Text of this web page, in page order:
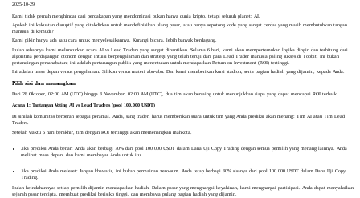
2025-10-29
Kami tidak pernah menghindar dari percakapan yang mendominasi bukan hanya dunia kripto, tetapi seluruh planet: AI.
Apakah ini kekuatan disruptif yang ditakdirkan untuk mendefinisikan ulang pasar, atau hanya sepotong kode yang sangat cerdas yang masih membutuhkan tangan
manusia di kemudi?
Kami pikir hanya ada satu cara untuk menyelesaikannya. Kurangi bicara, lebih banyak berdagang.
Itulah sebabnya kami meluncurkan acara AI vs Lead Traders yang sangat dinantikan. Selama 6 hari, kami akan mempertemukan logika dingin dan terhitung dari
algoritma perdagangan otonom dengan intuisi berpengalaman dan strategi yang telah teruji dari para Lead Trader manusia paling sukses di Toobit. Ini bukan
pertandingan persahabatan; ini adalah pertarungan publik yang menentukan untuk mendapatkan Return on Investment (ROI) tertinggi.
Ini adalah masa depan versus pengalaman. Silikon versus materi abu-abu. Dan kami memberikan kursi stadion, serta bagian hadiah yang dijamin, kepada Anda.
Pilih sisi dan menangkan
Dari 28 Oktober, 02:00 AM (UTC) hingga 3 November, 02:00 AM (UTC), dua tim akan bersaing untuk menunjukkan siapa yang dapat mencapai ROI terbaik.
Acara 1: Tantangan Voting AI vs Lead Traders (pool 100.000 USDT)
Di sinilah komunitas berperan sebagai peramal. Anda, sang trader, harus memberikan suara untuk tim yang Anda prediksi akan menang: Tim AI atau Tim Lead
Traders.
Setelah waktu 6 hari berakhir, tim dengan ROI tertinggi akan memenangkan mahkota.
Jika prediksi Anda benar: Anda akan berbagi 70% dari pool 100.000 USDT dalam Dana Uji Copy Trading dengan semua pemilih yang menang lainnya. Anda
melihat masa depan, dan kami membayar Anda untuk itu.
Jika prediksi Anda meleset: Jangan khawatir, ini bukan permainan zero-sum. Anda tetap berbagi 30% sisanya dari pool 100.000 USDT dalam Dana Uji Copy
Trading.
Itulah keindahannya: setiap pemilih dijamin mendapatkan hadiah. Dalam pasar yang menghargai keyakinan, kami menghargai partisipasi. Anda dapat menyaksikan
sejarah pasar tercipta, membuat prediksi berisiko tinggi, dan membawa pulang bagian hadiah yang dijamin.